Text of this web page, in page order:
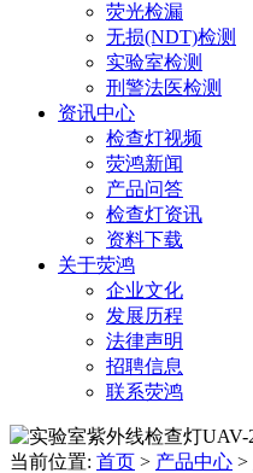
荧光检漏
无损(NDT)检测
实验室检测
刑警法医检测
资讯中心
检查灯视频
荧鸿新闻
产品问答
检查灯资讯
资料下载
关于荧鸿
企业文化
发展历程
法律声明
招聘信息
联系荧鸿
当前位置: 首页 > 产品中心 >